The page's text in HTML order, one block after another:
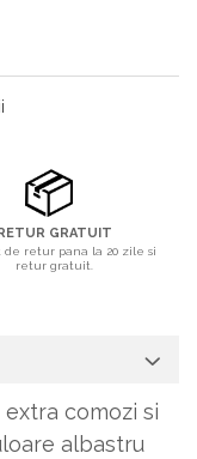
GRATUIT
de retur pana la 20 zile si
retur gratuit.
comozi si
albastru